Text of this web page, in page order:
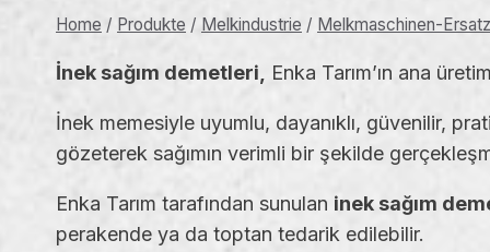
Home / Produkte / Melkindustrie / Melkmaschinen-
İnek sağım demetleri, Enka Tarım’ın ana
İnek memesiyle uyumlu, dayanıklı, güvenilir,
gözeterek sağımın verimli bir şekilde
Enka Tarım tarafından sunulan inek sağım
perakende ya da toptan tedarik edilebilir.